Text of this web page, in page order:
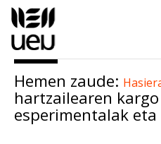
Hemen zaude:
hartzailearen
esperimentalak